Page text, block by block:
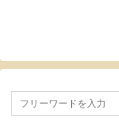
Search
for: